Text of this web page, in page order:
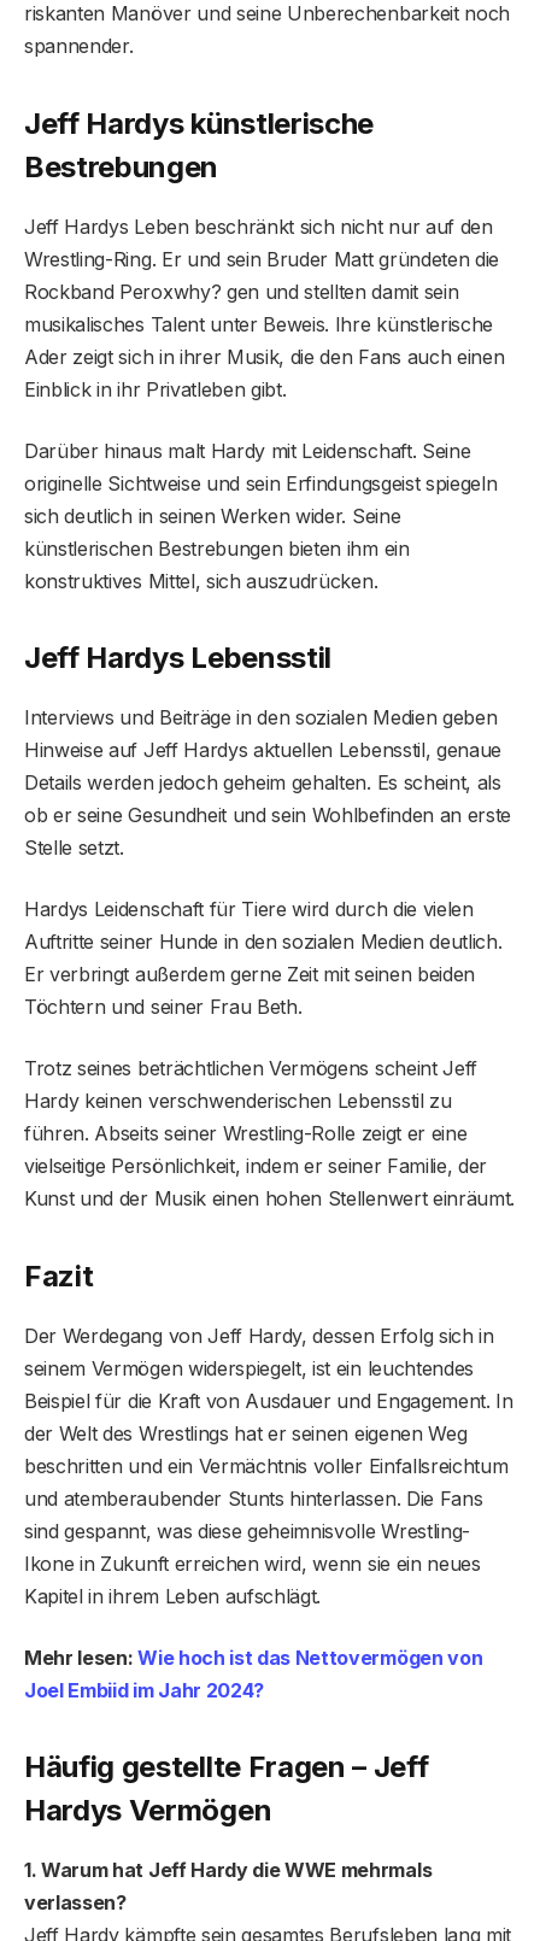
riskanten Manöver und seine Unberechenbarkeit noch
spannender.
Jeff Hardys künstlerische
Bestrebungen
Jeff Hardys Leben beschränkt sich nicht nur auf den
Wrestling-Ring. Er und sein Bruder Matt gründeten die
Rockband Peroxwhy? gen und stellten damit sein
musikalisches Talent unter Beweis. Ihre künstlerische
Ader zeigt sich in ihrer Musik, die den Fans auch einen
Einblick in ihr Privatleben gibt.
Darüber hinaus malt Hardy mit Leidenschaft. Seine
originelle Sichtweise und sein Erfindungsgeist spiegeln
sich deutlich in seinen Werken wider. Seine
künstlerischen Bestrebungen bieten ihm ein
konstruktives Mittel, sich auszudrücken.
Jeff Hardys Lebensstil
Interviews und Beiträge in den sozialen Medien geben
Hinweise auf Jeff Hardys aktuellen Lebensstil, genaue
Details werden jedoch geheim gehalten. Es scheint, als
ob er seine Gesundheit und sein Wohlbefinden an erste
Stelle setzt.
Hardys Leidenschaft für Tiere wird durch die vielen
Auftritte seiner Hunde in den sozialen Medien deutlich.
Er verbringt außerdem gerne Zeit mit seinen beiden
Töchtern und seiner Frau Beth.
Trotz seines beträchtlichen Vermögens scheint Jeff
Hardy keinen verschwenderischen Lebensstil zu
führen. Abseits seiner Wrestling-Rolle zeigt er eine
vielseitige Persönlichkeit, indem er seiner Familie, der
Kunst und der Musik einen hohen Stellenwert einräumt.
Fazit
Der Werdegang von Jeff Hardy, dessen Erfolg sich in
seinem Vermögen widerspiegelt, ist ein leuchtendes
Beispiel für die Kraft von Ausdauer und Engagement. In
der Welt des Wrestlings hat er seinen eigenen Weg
beschritten und ein Vermächtnis voller Einfallsreichtum
und atemberaubender Stunts hinterlassen. Die Fans
sind gespannt, was diese geheimnisvolle Wrestling-
Ikone in Zukunft erreichen wird, wenn sie ein neues
Kapitel in ihrem Leben aufschlägt.
Mehr lesen:Wie hoch ist das Nettovermögen von
Joel Embiid im Jahr 2024?
Häufig gestellte Fragen – Jeff
Hardys Vermögen
1. Warum hat Jeff Hardy die WWE mehrmals
verlassen?
Jeff Hardy kämpfte sein gesamtes Berufsleben lang mit